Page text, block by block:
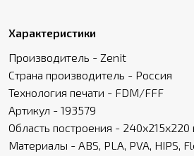
Характеристики
Производитель - Zenit
Страна производитель - Россия
Технология печати - FDM/FFF
Артикул - 193579
Область построения -
Материалы - ABS, PLA, PVA, HIPS,